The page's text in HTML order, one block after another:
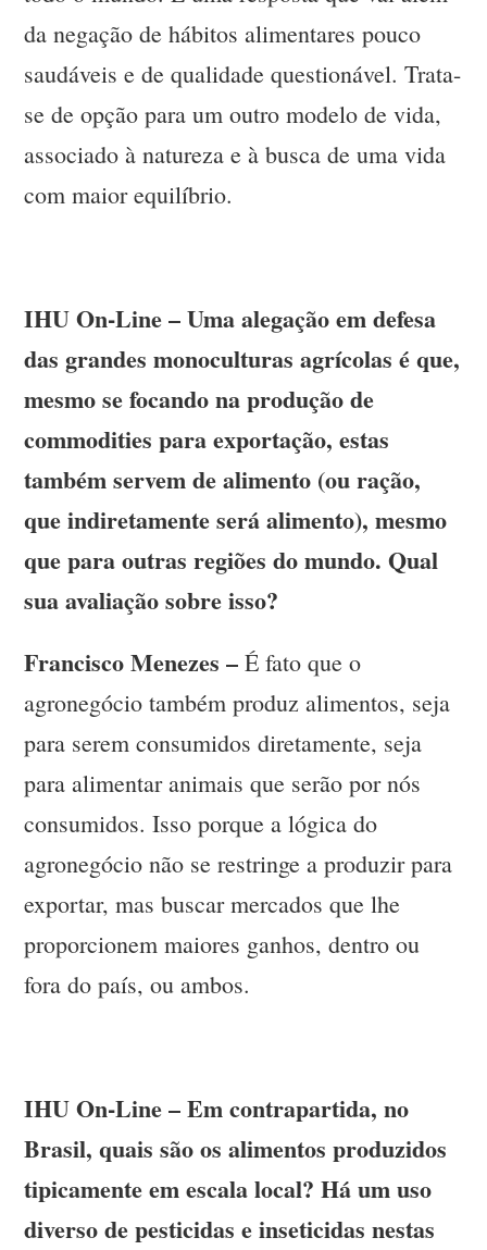
da negação de hábitos alimentares pouco
saudáveis e de qualidade questionável. Trata-
se de opção para um outro modelo de vida,
associado à natureza e à busca de uma vida
com maior equilíbrio.
IHU On-Line – Uma alegação em defesa
das grandes monoculturas agrícolas é que,
mesmo se focando na produção de
commodities para exportação, estas
também servem de alimento (ou ração,
que indiretamente será alimento), mesmo
que para outras regiões do mundo. Qual
sua avaliação sobre isso?
Francisco Menezes – É fato que o
agronegócio também produz alimentos, seja
para serem consumidos diretamente, seja
para alimentar animais que serão por nós
consumidos. Isso porque a lógica do
agronegócio não se restringe a produzir para
exportar, mas buscar mercados que lhe
proporcionem maiores ganhos, dentro ou
fora do país, ou ambos.
IHU On-Line – Em contrapartida, no
Brasil, quais são os alimentos produzidos
tipicamente em escala local? Há um uso
diverso de pesticidas e inseticidas nestas